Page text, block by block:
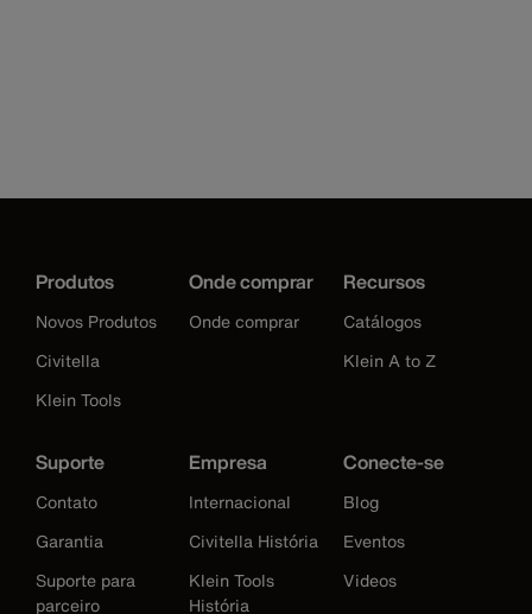
Produtos
Novos Produtos
Civitella
Klein Tools
Onde comprar
Onde comprar
Recursos
Catálogos
Klein A to Z
Suporte
Contato
Garantia
Suporte para
parceiro
Empresa
Internacional
Civitella História
Klein Tools
História
Conecte-se
Blog
Eventos
Videos